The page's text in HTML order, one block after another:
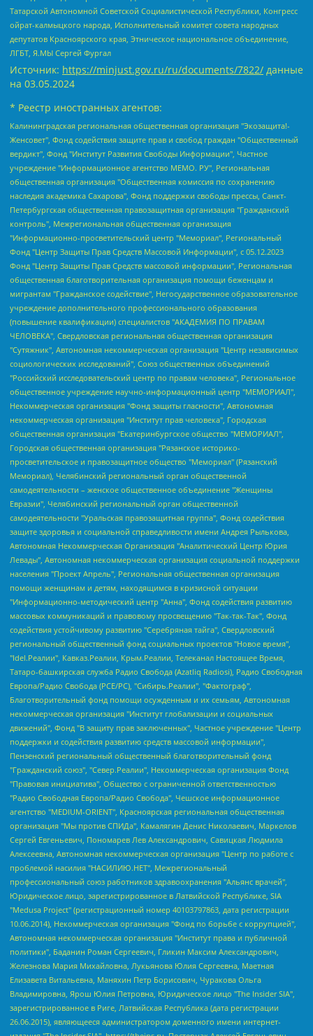
Татарской Автономной Советской Социалистической Республики, Конгресс
ойрат-калмыцкого народа, Исполнительный комитет совета народных
депутатов Красноярского края, Этническое национальное объединение,
ЛГБТ, Я.МЫ Сергей Фургал
Источник: https://minjust.gov.ru/ru/documents/7822/ данные
на 03.05.2024
* Реестр иностранных агентов:
Калининградская региональная общественная организация "Экозащита!-Женсовет", Фонд содействия защите прав и свобод граждан "Общественный вердикт", Фонд "Институт Развития Свободы Информации", Частное учреждение "Информационное агентство МЕМО. РУ", Региональная общественная организация "Общественная комиссия по сохранению наследия академика Сахарова", Фонд поддержки свободы прессы, Санкт-Петербургская общественная правозащитная организация "Гражданский контроль", Межрегиональная общественная организация "Информационно-просветительский центр "Мемориал", Региональный Фонд "Центр Защиты Прав Средств Массовой Информации", с 05.12.2023 Фонд "Центр Защиты Прав Средств массовой информации", Региональная общественная благотворительная организация помощи беженцам и мигрантам "Гражданское содействие", Негосударственное образовательное учреждение дополнительного профессионального образования (повышение квалификации) специалистов "АКАДЕМИЯ ПО ПРАВАМ ЧЕЛОВЕКА", Свердловская региональная общественная организация "Сутяжник", Автономная некоммерческая организация "Центр независимых социологических исследований", Союз общественных объединений "Российский исследовательский центр по правам человека", Региональное общественное учреждение научно-информационный центр "МЕМОРИАЛ", Некоммерческая организация "Фонд защиты гласности", Автономная некоммерческая организация "Институт прав человека", Городская общественная организация "Екатеринбургское общество "МЕМОРИАЛ", Городская общественная организация "Рязанское историко-просветительское и правозащитное общество "Мемориал" (Рязанский Мемориал), Челябинский региональный орган общественной самодеятельности – женское общественное объединение "Женщины Евразии", Челябинский региональный орган общественной самодеятельности "Уральская правозащитная группа", Фонд содействия защите здоровья и социальной справедливости имени Андрея Рылькова, Автономная Некоммерческая Организация "Аналитический Центр Юрия Левады", Автономная некоммерческая организация социальной поддержки населения "Проект Апрель", Региональная общественная организация помощи женщинам и детям, находящимся в кризисной ситуации "Информационно-методический центр "Анна", Фонд содействия развитию массовых коммуникаций и правовому просвещению "Так-так-Так", Фонд содействия устойчивому развитию "Серебряная тайга", Свердловский региональный общественный фонд социальных проектов "Новое время", "Idel.Реалии", Кавказ.Реалии, Крым.Реалии, Телеканал Настоящее Время, Татаро-башкирская служба Радио Свобода (Azatliq Radiosi), Радио Свободная Европа/Радио Свобода (PCE/PC), "Сибирь.Реалии", "Фактограф", Благотворительный фонд помощи осужденным и их семьям, Автономная некоммерческая организация "Институт глобализации и социальных движений", Фонд "В защиту прав заключенных", Частное учреждение "Центр поддержки и содействия развитию средств массовой информации", Пензенский региональный общественный благотворительный фонд "Гражданский союз", "Север.Реалии", Некоммерческая организация Фонд "Правовая инициатива", Общество с ограниченной ответственностью "Радио Свободная Европа/Радио Свобода", Чешское информационное агентство "MEDIUM-ORIENT", Красноярская региональная общественная организация "Мы против СПИДа", Камалягин Денис Николаевич, Маркелов Сергей Евгеньевич, Пономарев Лев Александрович, Савицкая Людмила Алексеевна, Автономная некоммерческая организация "Центр по работе с проблемой насилия "НАСИЛИЮ.НЕТ", Межрегиональный профессиональный союз работников здравоохранения "Альянс врачей", Юридическое лицо, зарегистрированное в Латвийской Республике, SIA "Medusa Project" (регистрационный номер 40103797863, дата регистрации 10.06.2014), Некоммерческая организация "Фонд по борьбе с коррупцией", Автономная некоммерческая организация "Институт права и публичной политики", Баданин Роман Сергеевич, Гликин Максим Александрович, Железнова Мария Михайловна, Лукьянова Юлия Сергеевна, Маетная Елизавета Витальевна, Маняхин Петр Борисович, Чуракова Ольга Владимировна, Ярош Юлия Петровна, Юридическое лицо "The Insider SIA", зарегистрированное в Риге, Латвийская Республика (дата регистрации 26.06.2015), являющееся администратором доменного имени интернет-издания "The Insider SIA", https://theins.ru, Постернак Алексей Евгеньевич, Рубин Михаил Аркадьевич, Анин Роман Александрович, Юридическое лицо Istories fonds, зарегистрированное в Латвийской Республике (регистрационный номер 50008295751, дата регистрации 24.02.2020), Великовский Дмитрий Александрович, Долинина Ирина Николаевна, Мароховская Алеся Алексеевна, Шлейнов Роман Юрьевич, Шмагун Олеся Валентиновна, Общество с ограниченной ответственностью "Альтаир 2021", Общество с ограниченной ответственностью "Вега 2021", Общество с ограниченной ответственностью "Главный редактор 2021", Общество с ограниченной ответственностью "Ромашки монолит", Важенков Артем Валерьевич, Ивановская областная общественная организация "Центр гендерных исследований", Гурман Юрий Альбертович, Медиапроект "ОВД-Инфо", Егоров Владимир Владимирович, Жилинский Владимир Александрович, Общество с ограниченной ответственностью "ЗП", Иванова София Юрьевна, Карезина Инна Павловна, Кильтау Екатерина Викторовна, Петров Алексей Викторович, Пискунов Сергей Евгеньевич, Смирнов Сергей Сергеевич, Тихонов Михаил Сергеевич, Общество с ограниченной ответственностью "ЖУРНАЛИСТ-ИНОСТРАННЫЙ АГЕНТ", Арапова Галина Юрьевна, Вольтская Татьяна Анатольевна, Американская компания "Mason G.E.S. Anonymous Foundation" (США), являющаяся владельцем интернет-издания https://mnews.world/, Компания "Stichting Bellingcat", зарегистрированная в Нидерландах (дата регистрации 11.07.2018), Захаров Андрей Вячеславович, Клепиковская Екатерина Дмитриевна, Общество с ограниченной ответственностью "МЕМО", Перл Роман Александрович, Симонов Евгений Алексеевич, Соловьева Елена Анатольевна, Сотников Даниил Владимирович, Сурначева Елизавета Дмитриевна, Автономная некоммерческая организация по защите прав человека и информированию населения "Якутия – Наше Мнение", Общество с ограниченной ответственностью "Москоу диджитал медиа", с 26.01.2023 Общество с ограниченной ответственностью "Чайка Белые сады", Ветошкина Валерия Валерьевна, Заговора Максим Александрович, Межрегиональное общественное движение "Российская ЛГБТ - сеть", Оленичев Максим Владимирович, Павлов Иван Юрьевич, Скворцова Елена Сергеевна, Общество с ограниченной ответственностью "Как бы инагент", Кочетков Игорь Викторович, Общество с ограниченной ответственностью "Честные выборы", Еланчик Олег Александрович, Общество с ограниченной ответственностью "Нобелевский призыв", Гималова Регина Эмилевна, Григорьев Андрей Валерьевич, Григорьева Алина Александровна, Ассоциация по содействию защите прав призывников, альтернативнослужащих и военнослужащих "Правозащитная группа "Гражданин.Армия.Право", Хисамова Регина Фаритовна, Автономная некоммерческая организация по реализации социально-правовых программ "Лилит", Дальневосточное общественное движение "Маяк", Санкт-Петербургская ЛГБТ-инициативная группа "Выход", Инициативная группа ЛГБТ+ "Реверс", Алексеев Андрей Викторович, Бекбулатова Таисия Львовна, Беляев Иван Михайлович, Владыкина Елена Сергеевна, Гельман Марат Александрович, Никульшина Вероника Юрьевна, Толоконникова Надежда Андреевна, Шендерович Виктор Анатольевич, Общество с ограниченной ответственностью "Данное сообщение", Общество с ограниченной ответственностью Издательский дом "Новая глава", Айнбиндер Александра Александровна, Московский комьюнити-центр для ЛГБТ+инициатив, Благотворительный фонд развития филантропии, Deutsche Welle (Германия, Kurt-Schumacher-Strasse 3, 53113 Bonn), Борзунова Мария Михайловна, Воробьев Виктор Викторович, Голубева Анна Львовна, Константинова Алла Михайловна, Малкова Ирина Владимировна, Мурадов Мурад Абдулгалимович, Осетинская Елизавета Николаевна, Понасенков Евгений Николаевич, Ганапольский Матвей Юрьевич, Киселев Евгений Алексеевич, Борухович Ирина Григорьевна, Дремин Иван Тимофеевич, Дубровский Дмитрий Викторович, Красноярская региональная общественная организация поддержки и развития альтернативных образовательных технологий и межкультурных коммуникаций "ИНТЕРРА", Маяковская Екатерина Алексеевна, Фейгин Марк Захарович, Филимонов Андрей Викторович, Дзугкоева Регина Николаевна, Доброхотов Роман Александрович, Дудь Юрий Александрович, Елкин Сергей Владимирович, Кругликов Кирилл Игоревич, Сабунаева Мария Леонидовна, Семенов Алексей Владимирович, Шаинян Карен Багратович, Шульман Екатерина Михайловна, Асафьев Артур Валерьевич, Вахштайн Виктор Семенович, Венедиктов Алексей Алексеевич, Лушникова Екатерина Евгеньевна, Волков Леонид Михайлович, Невзоров Александр Глебович, Пархоменко Сергей Борисович, Сироткин Ярослав Николаевич, Кара-Мурза Владимир Владимирович, Баранова Наталья Владимировна, Гозман Леонид Яковлевич, Кагарлицкий Борис Юльевич, Климарев Михаил Валерьевич, Милов Владимир Станиславович, Автономная некоммерческая организация Краснодарский центр современного искусства "Типография", Моргенштерн Алишер Тагирович, Соболь Любовь Эдуардовна, Общество с ограниченной ответственностью "ЛИЗА НОРМ", Каспаров Гарри Кимович, Ходорковский Михаил Борисович, Общество с ограниченной ответственностью "Апрельские тезисы", Данилович Ирина Брониславовна, Кашин Олег Владимирович, Петров Николай Владимирович, Пивоваров Алексей Владимирович, Соколов Михаил Владимирович, Цветкова Юлия Владимировна, Чичваркин Евгений Александрович, Комитет против пыток/Команда против пыток, Общество с ограниченной ответственностью "Первый научный", Общество с ограниченной ответственностью "Вертолет и ко", Белоцерковская Вероника Борисовна, Кац Максим Евгеньевич, Лазарева Татьяна Юрьевна, Шаведдинов Руслан Табризович, Яшин Илья Валерьевич, Общество с ограниченной ответственностью "Иноагент ААВ", Алешковский Дмитрий Петрович, Альбац Евгения Марковна, Быков Дмитрий Львович, Галямина Юлия Евгеньевна, Лойко Сергей Леонидович, Мартынов Кирилл Константинович, Медведев Сергей Александрович, Крашенинников Федор Геннадиевич, Гордеева Катерина Вл